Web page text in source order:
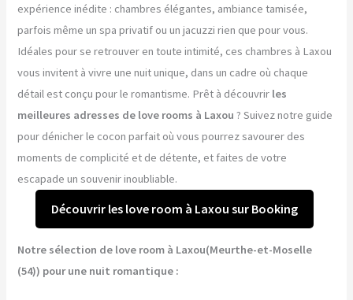
expérience inédite : chambres élégantes, ambiance tamisée,
parfois même un spa privatif ou un jacuzzi rien que pour vous.
Idéales pour se retrouver en toute intimité, ces chambres à Laxou
vous invitent à vivre une nuit unique, dans un cadre où chaque
détail est conçu pour le romantisme. Prêt à découvrir les
meilleures adresses de love rooms à Laxou ? Suivez notre guide
pour dénicher le cocon parfait où vous pourrez savourer des
moments de complicité et de détente, et faites de votre
escapade un souvenir inoubliable.
Découvrir les love room à Laxou sur Booking
Notre sélection de love room à Laxou(Meurthe-et-Moselle
(54)) pour une nuit romantique :